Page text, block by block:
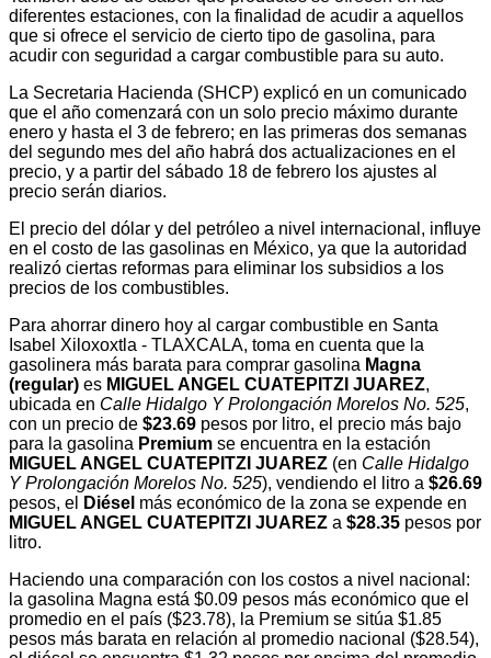
diferentes estaciones, con la finalidad de acudir a aquellos
que si ofrece el servicio de cierto tipo de gasolina, para
acudir con seguridad a cargar combustible para su auto.
La Secretaria Hacienda (SHCP) explicó en un comunicado
que el año comenzará con un solo precio máximo durante
enero y hasta el 3 de febrero; en las primeras dos semanas
del segundo mes del año habrá dos actualizaciones en el
precio, y a partir del sábado 18 de febrero los ajustes al
precio serán diarios.
El precio del dólar y del petróleo a nivel internacional, influye
en el costo de las gasolinas en México, ya que la autoridad
realizó ciertas reformas para eliminar los subsidios a los
precios de los combustibles.
Para ahorrar dinero hoy al cargar combustible en Santa
Isabel Xiloxoxtla - TLAXCALA, toma en cuenta que la
gasolinera más barata para comprar gasolina Magna
(regular) es MIGUEL ANGEL CUATEPITZI JUAREZ,
ubicada en Calle Hidalgo Y Prolongación Morelos No. 525,
con un precio de $23.69 pesos por litro, el precio más bajo
para la gasolina Premium se encuentra en la estación
MIGUEL ANGEL CUATEPITZI JUAREZ (en Calle Hidalgo
Y Prolongación Morelos No. 525), vendiendo el litro a $26.69
pesos, el
Diésel más económico de la zona se expende en
MIGUEL ANGEL CUATEPITZI JUAREZ a $28.35 pesos por
litro.
Haciendo una comparación con los costos a nivel nacional:
la gasolina Magna está $0.09 pesos más económico que el
promedio en el país ($23.78), la Premium se sitúa $1.85
pesos más barata en relación al promedio nacional ($28.54),